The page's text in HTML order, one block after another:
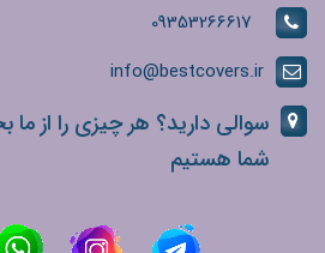
09353266617
info@bestcovers.ir
سوالی دارید؟ هر چیزی را از ما
شما هستیم